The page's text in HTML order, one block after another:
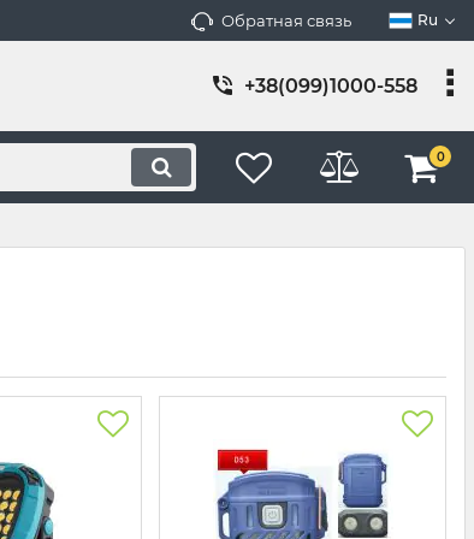
Обратная связь Ru
+38(099)1000-558
0